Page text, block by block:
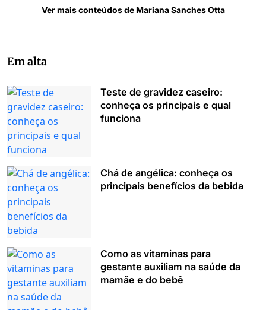
Ver mais conteúdos de Mariana Sanches Otta
Em alta
Teste de gravidez caseiro:
conheça os principais e qual
funciona
Chá de angélica: conheça os
principais benefícios da bebida
Como as vitaminas para
gestante auxiliam na saúde da
mamãe e do bebê